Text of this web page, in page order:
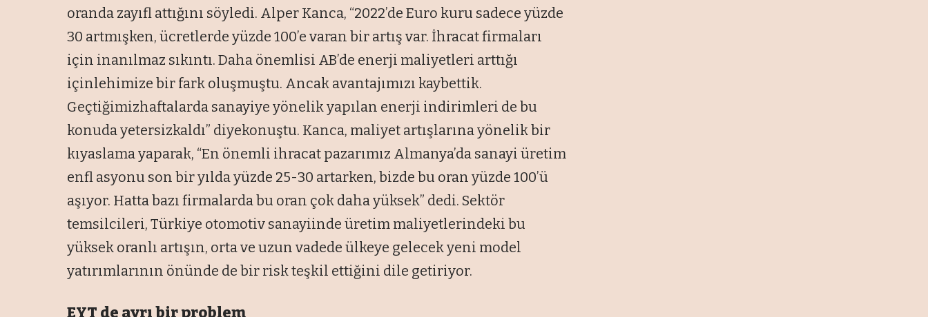
oranda zayıfl attığını söyledi. Alper Kanca, “2022’de Euro kuru sadece yüzde
30 artmışken, ücretlerde yüzde 100’e varan bir artış var. İhracat firmaları
için inanılmaz sıkıntı. Daha önemlisi AB’de enerji maliyetleri arttığı
içinlehimize bir fark oluşmuştu. Ancak avantajımızı kaybettik.
Geçtiğimizhaftalarda sanayiye yönelik yapılan enerji indirimleri de bu
konuda yetersizkaldı” diyekonuştu. Kanca, maliyet artışlarına yönelik bir
kıyaslama yaparak, “En önemli ihracat pazarımız Almanya’da sanayi üretim
enfl asyonu son bir yılda yüzde 25-30 artarken, bizde bu oran yüzde 100’ü
aşıyor. Hatta bazı firmalarda bu oran çok daha yüksek” dedi. Sektör
temsilcileri, Türkiye otomotiv sanayiinde üretim maliyetlerindeki bu
yüksek oranlı artışın, orta ve uzun vadede ülkeye gelecek yeni model
yatırımlarının önünde de bir risk teşkil ettiğini dile getiriyor.
EYT de ayrı bir problem